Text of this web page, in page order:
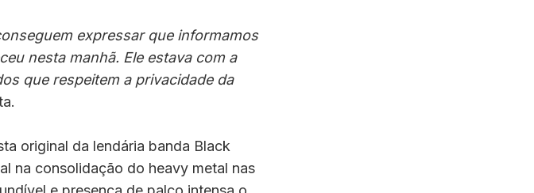
expressar que informamos
nesta manhã. Ele estava com a
que respeitem a privacidade da
original da lendária banda Black
na consolidação do heavy metal nas